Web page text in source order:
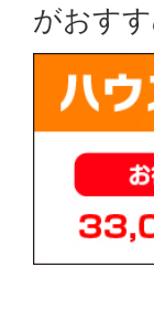
がおすす